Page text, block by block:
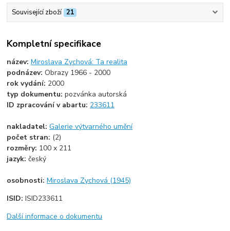
Související zboží 21
Kompletní specifikace
název:Miroslava Zychová: Ta realita
podnázev:Obrazy 1966 - 2000
rok vydání: 2000
typ dokumentu:pozvánka autorská
ID zpracování v abartu: 233611
nakladatel:Galerie výtvarného umění
počet stran: (2)
rozměry: 100 x 211
jazyk:český
osobnosti:Miroslava Zychová (1945)
ISID:ISID233611
Další informace o dokumentu